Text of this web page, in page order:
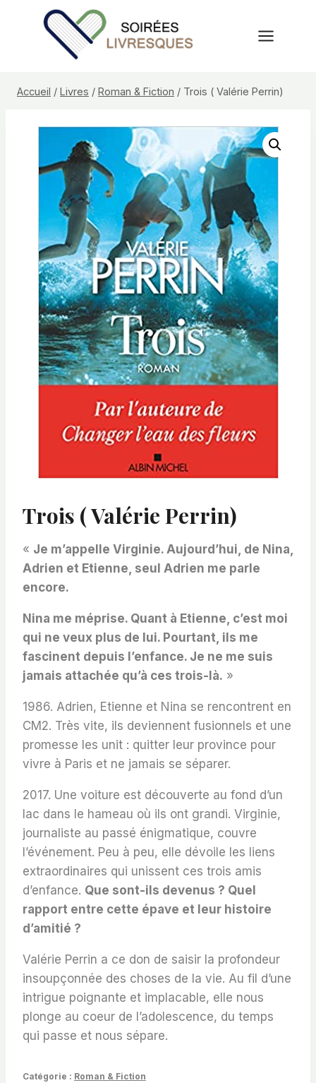
Accueil / Livres / Roman & Fiction / Trois ( Valérie Perrin)
Trois ( Valérie Perrin)
« Je m’appelle Virginie. Aujourd’hui, de Nina,
Adrien et Etienne, seul Adrien me parle
encore.
Nina me méprise. Quant à Etienne, c’est moi
qui ne veux plus de lui. Pourtant, ils me
fascinent depuis l’enfance. Je ne me suis
jamais attachée qu’à ces trois-là. »
1986. Adrien, Etienne et Nina se rencontrent en
CM2. Très vite, ils deviennent fusionnels et une
promesse les unit : quitter leur province pour
vivre à Paris et ne jamais se séparer.
2017. Une voiture est découverte au fond d’un
lac dans le hameau où ils ont grandi. Virginie,
journaliste au passé énigmatique, couvre
l’événement. Peu à peu, elle dévoile les liens
extraordinaires qui unissent ces trois amis
d’enfance. Que sont-ils devenus ? Quel
rapport entre cette épave et leur histoire
d’amitié ?
Valérie Perrin a ce don de saisir la profondeur
insoupçonnée des choses de la vie. Au fil d’une
intrigue poignante et implacable, elle nous
plonge au coeur de l’adolescence, du temps
qui passe et nous sépare.
Catégorie : Roman & Fiction